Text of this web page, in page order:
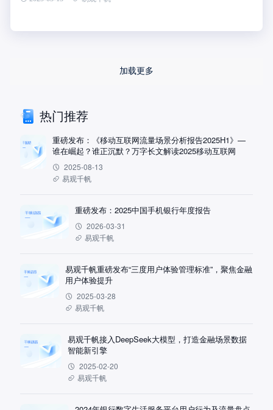
写用户连接范式——通过多元化的智能推送机制，将用户需求预判
加载更多
热门推荐
重磅发布：《移动互联网流量场景分析报告2025H1》—
谁在崛起？谁正沉默？万字长文解读2025移动互联网
2025-08-13
易观千帆
重磅发布：2025中国手机银行年度报告
2026-03-31
易观千帆
易观千帆重磅发布“三度用户体验管理标准”，聚焦金融
用户体验提升
2025-03-28
易观千帆
易观千帆接入DeepSeek大模型，打造金融场景数据
智能新引擎
2025-02-20
易观千帆